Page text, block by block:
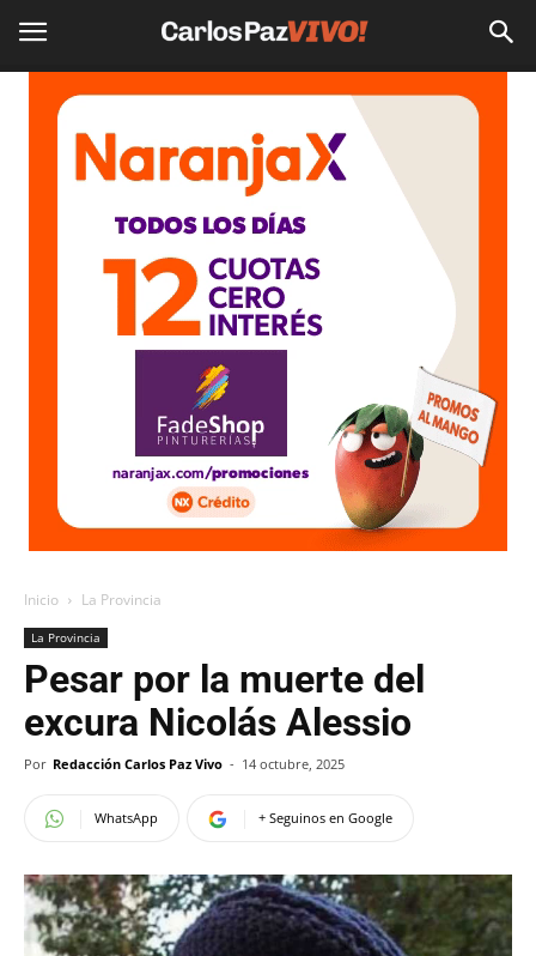
Inicio La Provincia
La Provincia
Pesar por la muerte del
excura Nicolás Alessio
Por Redacción Carlos Paz Vivo - 14 octubre, 2025
WhatsApp + Seguinos en Google